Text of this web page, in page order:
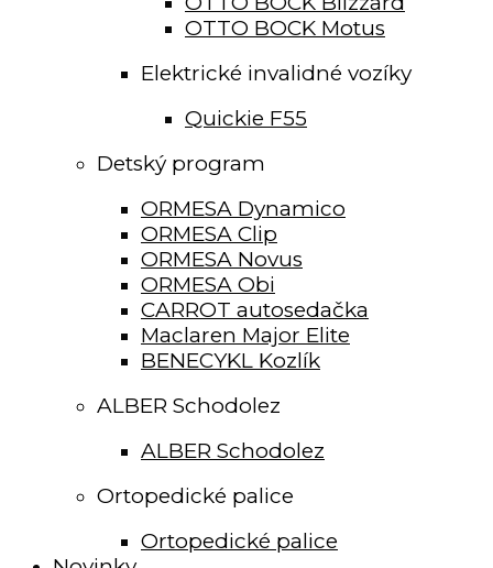
OTTO BOCK Motus
Elektrické invalidné vozíky
Quickie F55
Detský program
ORMESA Dynamico
ORMESA Clip
ORMESA Novus
ORMESA Obi
CARROT autosedačka
Maclaren Major Elite
BENECYKL Kozlík
ALBER Schodolez
ALBER Schodolez
Ortopedické palice
Ortopedické palice